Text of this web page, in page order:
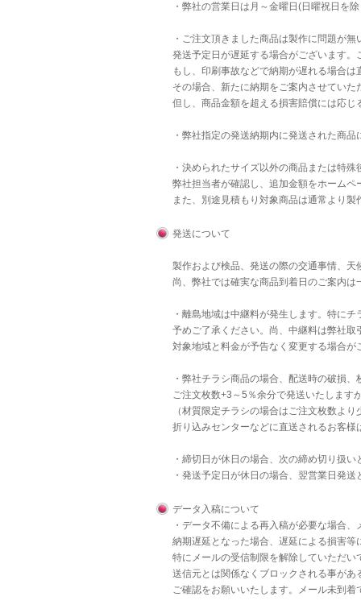
・弊社の営業日は月～金曜日(日曜祝日を
・ご注文頂きました商品は製作に問題が
発送予定日が遅延する場合がございます
もし、印刷事故などで納期が遅れる場合
その場合、新たに納期をご案内させてい
但し、商品金額を超える損害賠償には応
・弊社指定の発送納期内に発送された商
・決められたサイズ以外の商品または特
弊社担当者が確認し、追加金額をホーム
また、別途見積もり対象商品は通常より
発送について
製作および検品、発送の際の交通事情、
尚、弊社では確実な商品到着日のご案内
・離島地域は中継料が発生します。特に
予めご了承ください。尚、中継料は弊社
対象地域と料金が予告なく変更する場合が
・弊社チラシ商品の場合、配送時の破損
ご注文枚数+3～5％余分で発送いたします
（材質限定チラシの場合はご注文枚数よ
折り込みセンターなどに直送されるお客
・締切日が休日の場合、次の締め切り扱
・発送予定日が休日の場合、翌営業日発
データ入稿について
・データ不備による再入稿が必要な場合
納期遅延となった場合、遅延による損害
特にメールの受信制限を解除していただ
送信元とは関係なくブロックされる事が
ご確認をお願いいたします。メール未到